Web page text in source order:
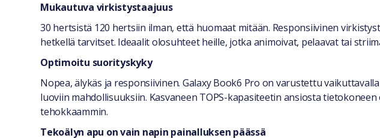
Mukautuva virkistystaajuus
30 hertsistä 120 hertsiin ilman, että huomaat mitään. Responsiivinen
hetkellä tarvitset. Ideaalit olosuhteet heille, jotka animoivat, pelaavat tai
Optimoitu suorityskyky
Nopea, älykäs ja responsiivinen. Galaxy Book6 Pro on varustettu
luoviin mahdollisuuksiin. Kasvaneen TOPS-kapasiteetin ansiosta
tehokkaammin.
Tekoälyn apu on vain napin painalluksen päässä